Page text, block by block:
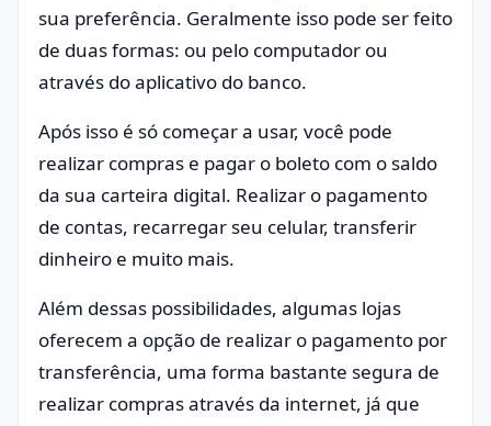
sua preferência. Geralmente isso pode ser feito
de duas formas: ou pelo computador ou
através do aplicativo do banco.
Após isso é só começar a usar, você pode
realizar compras e pagar o boleto com o saldo
da sua carteira digital. Realizar o pagamento
de contas, recarregar seu celular, transferir
dinheiro e muito mais.
Além dessas possibilidades, algumas lojas
oferecem a opção de realizar o pagamento por
transferência, uma forma bastante segura de
realizar compras através da internet, já que